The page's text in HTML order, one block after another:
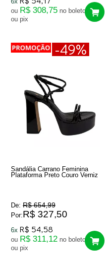
ou R$ 308,75 no boleto
ou pix
-49%
Sandália Carrano Feminina
Plataforma Preto Couro Verniz
De: R$ 654,99
Por:R$ 327,50
6x R$ 54,58
ou R$ 311,12 no boleto
ou pix